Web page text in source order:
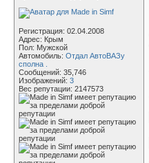
Регистрация: 02.04.2008
Адрес: Крым
Пол: Мужской
Автомобиль: Отдал АвтоВАЗу
сполна .
Сообщений: 35,746
Изображений: 3
Вес репутации: 2147573